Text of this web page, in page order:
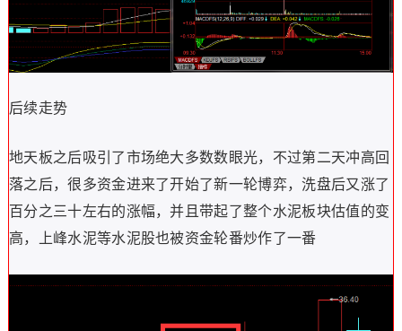
后续走势
地天板之后吸引了市场绝大多数数眼光，不过第二天冲高回
落之后，很多资金进来了开始了新一轮博弈，洗盘后又涨了
百分之三十左右的涨幅，并且带起了整个水泥板块估值的变
高，上峰水泥等水泥股也被资金轮番炒作了一番